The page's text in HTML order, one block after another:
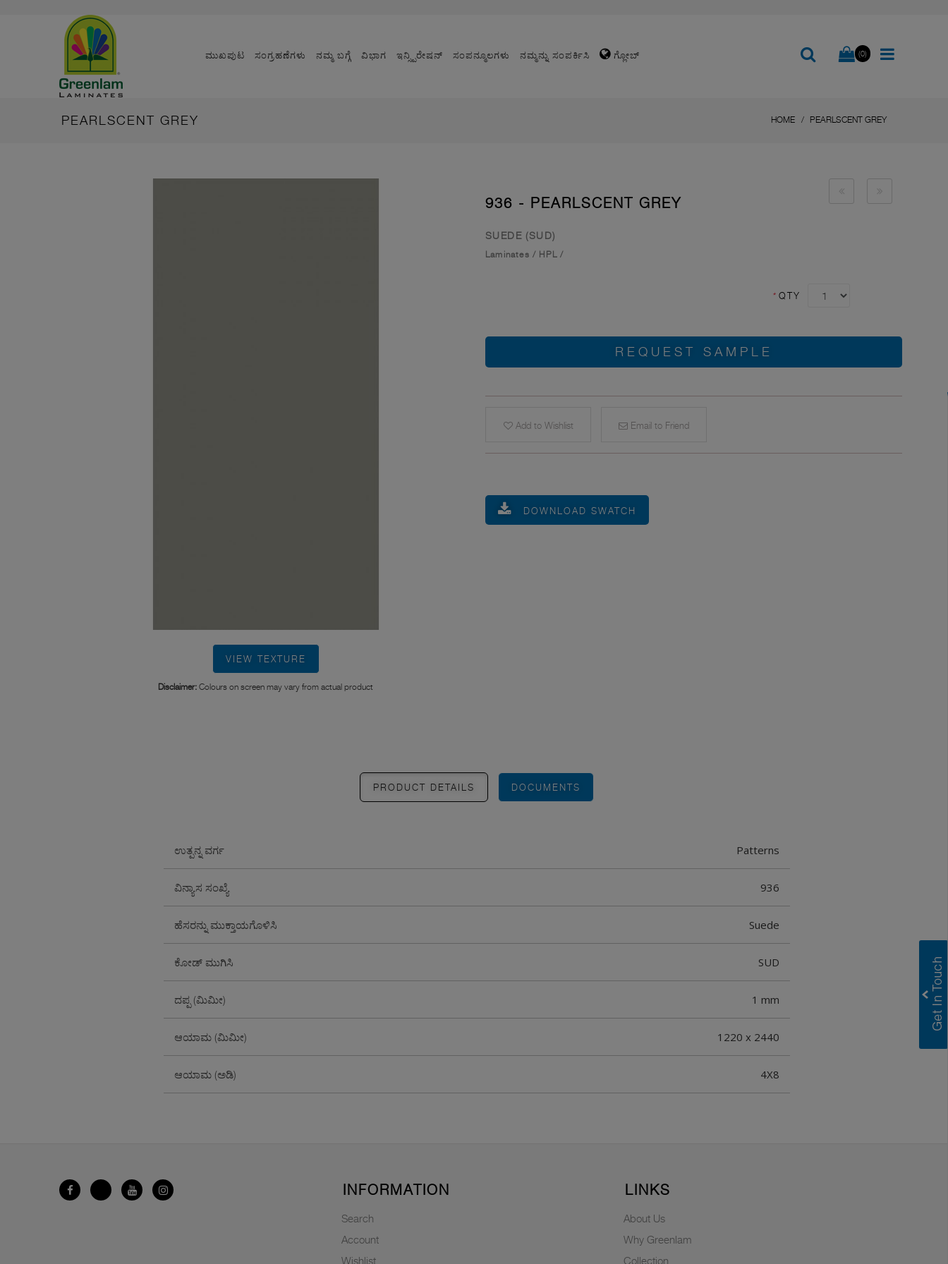
ಮುಖಪುಟ ಸಂಗ್ರಹಣೆಗಳು ನಮ್ಮ ಬಗ್ಗೆ ವಿಭಾಗ ಇನ್ಸ್ಪಿರೇಷನ್ ಸಂಪನ್ಮೂಲಗಳು ನಮ್ಮನ್ನು ಸಂಪರ್ಕಿಸಿ ಗ್ಲೋಬ್ (0)
PEARLSCENT GREY HOME PEARLSCENT GREY
VIEW TEXTURE
Disclaimer: Colours on screen may vary from actual product
936 - PEARLSCENT GREY
SUEDE (SUD)
Laminates / HPL /
* QTY
REQUEST SAMPLE
Add to Wishlist Email to Friend
DOWNLOAD SWATCH
PRODUCT DETAILS DOCUMENTS
ಉತ್ಪನ್ನ ವರ್ಗ Patterns
ವಿನ್ಯಾಸ ಸಂಖ್ಯೆ 936
ಹೆಸರನ್ನು ಮುಕ್ತಾಯಗೊಳಿಸಿ Suede
ಕೋಡ್ ಮುಗಿಸಿ SUD
ದಪ್ಪ (ಮಿಮೀ) 1 mm
ಆಯಾಮ (ಮಿಮೀ) 1220 x 2440
ಆಯಾಮ (ಅಡಿ) 4X8
INFORMATION
Search
Account
Wishlist
LINKS
About Us
Why Greenlam
Collection